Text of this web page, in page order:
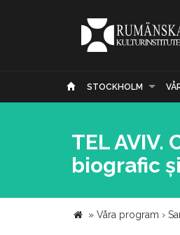
STOCKHOLM
TEL
biografic
» Våra program ›